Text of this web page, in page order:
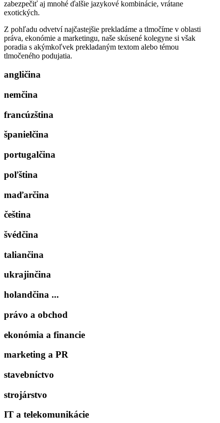
zabezpečiť aj mnohé ďalšie jazykové kombinácie, vrátane
exotických.
Z pohľadu odvetví najčastejšie prekladáme a tlmočíme v oblasti
práva, ekonómie a marketingu, naše skúsené kolegyne si však
poradia s akýmkoľvek prekladaným textom alebo témou
tlmočeného podujatia.
angličina
nemčina
francúzština
španielčina
portugalčina
poľština
maďarčina
čeština
švédčina
taliančina
ukrajinčina
holandčina ...
právo a obchod
ekonómia a financie
marketing a PR
stavebníctvo
strojárstvo
IT a telekomunikácie